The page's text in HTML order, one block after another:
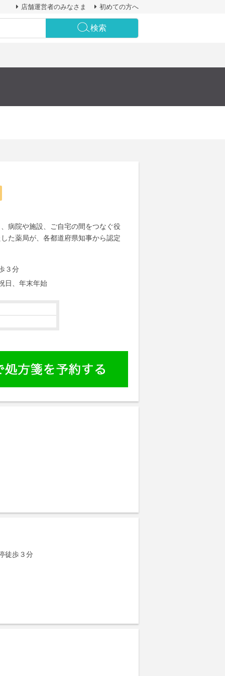
店舗運営者のみなさま 初めての方へ
検索
病院や施設、ご自宅の間をつなぐ役
た薬局が、各都道府県知事から認定
３分
日、年末年始
徒歩３分